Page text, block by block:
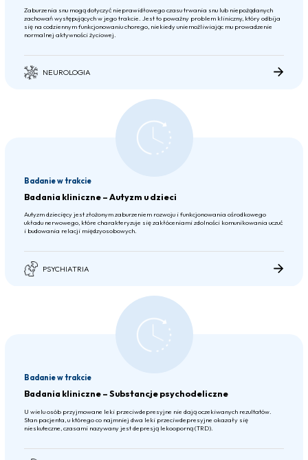
Zaburzenia snu mogą dotyczyć nieprawidłowego czasu trwania snu lub niepożądanych
zachowań występujących w jego trakcie. Jest to poważny problem kliniczny, który odbija
się na codziennym funkcjonowaniu chorego, niekiedy uniemożliwiając mu prowadzenie
normalnej aktywności życiowej.
NEUROLOGIA
Badanie w trakcie
Badania kliniczne – Autyzm u dzieci
Autyzm dziecięcy jest złożonym zaburzeniem rozwoju i funkcjonowania ośrodkowego
układu nerwowego, które charakteryzuje się zakłóceniami zdolności komunikowania uczuć
i budowania relacji międzyosobowych.
PSYCHIATRIA
Badanie w trakcie
Badania kliniczne – Substancje psychodeliczne
U wielu osób przyjmowane leki przeciwdepresyjne nie dają oczekiwanych rezultatów.
Stan pacjenta, u którego co najmniej dwa leki przeciwdepresyjne okazały się
nieskuteczne, czasami nazywany jest depresją lekooporną (TRD).